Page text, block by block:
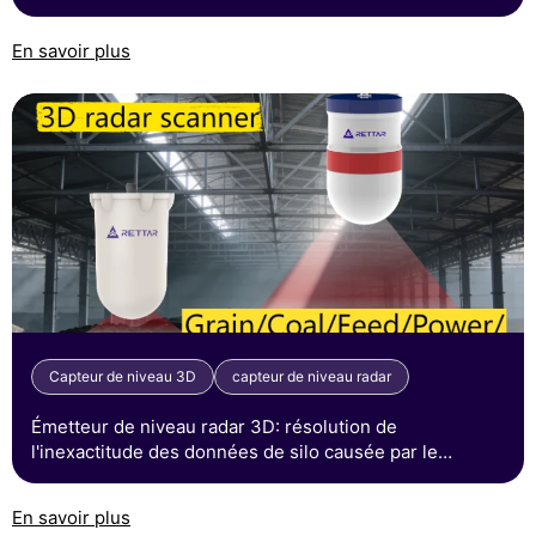
En savoir plus
Capteur de niveau 3D capteur de niveau radar
Émetteur de niveau radar 3D: résolution de
l'inexactitude des données de silo causée par le
En savoir plus